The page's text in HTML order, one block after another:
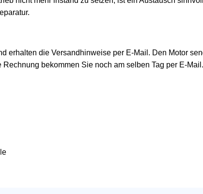
erhalten die Versandhinweise per E-Mail. Den Motor
bekommen Sie noch am selben Tag per E-